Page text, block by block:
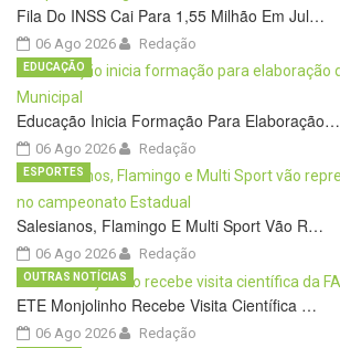
Fila Do INSS Cai Para 1,55 Milhão Em Jul…
06 Ago 2026 Redação
Educação Inicia Formação Para Elaboração…
06 Ago 2026
EDUCAÇÃO
Redação
Salesianos, Flamingo E Multi Sport Vão R…
06 Ago 2026
ESPORTES
Redação
ETE Monjolinho Recebe Visita Científica …
06 Ago 2026
OUTRAS NOTÍCIAS
Redação